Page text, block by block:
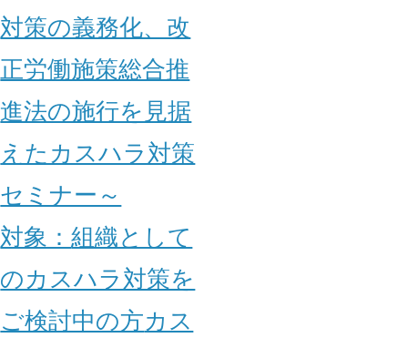
対策の義務化、改
正労働施策総合推
進法の施行を見据
えたカスハラ対策
セミナー～
対象：組織として
のカスハラ対策を
ご検討中の方カス